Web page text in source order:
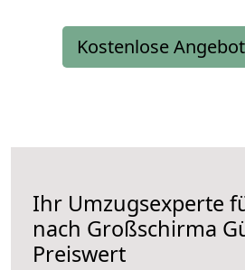
Kostenlose
Ihr Umzugsexperte
nach Großschirma
Preiswert